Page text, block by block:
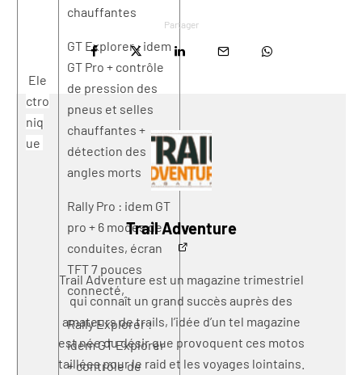
Ele
ctro
niq
ue
chauffantes
GT Explorer : idem
GT Pro + contrôle
de pression des
pneus et selles
chauffantes +
détection des
angles morts
Rally Pro : idem GT
pro + 6 modes de
conduites, écran
TFT 7 pouces
connecté,
Rally Explorer :
idem GT Explorer
+ contrôle de
Partager
Trail Adventure
Trail Adventure est un magazine trimestriel
qui connaît un grand succès auprès des
amateurs de trails, l’idée d’un tel magazine
est née du désir que provoquent ces motos
taillées pour le raid et les voyages lointains.